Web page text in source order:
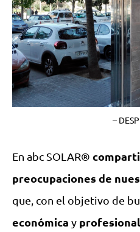
–
En abc SOLAR®
preocupaciones de
que, con el objetivo de
económica y profesional